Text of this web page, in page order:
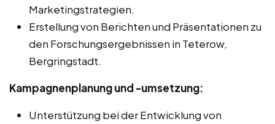
Marketingstrategien.
Erstellung von Berichten und Präsentationen zu
den Forschungsergebnissen in Teterow,
Bergringstadt.
Kampagnenplanung und -umsetzung:
Unterstützung bei der Entwicklung von